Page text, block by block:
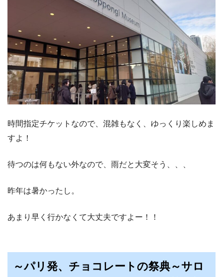
時間指定チケットなので、混雑もなく、ゆっくり楽しめま
すよ！
待つのは何もない外なので、雨だと大変そう、、、
昨年は暑かったし。
あまり早く行かなくて大丈夫ですよー！！
～パリ発、チョコレートの祭典～サロ